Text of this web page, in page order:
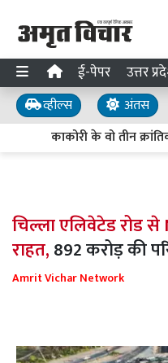
ई-पेपर उत्तर
व्हील्स अंतस
काकोरी के वो तीन
चिल्ला एलिवेटेड रोड
राहत,892 करोड़ की
Amrit Vichar Network